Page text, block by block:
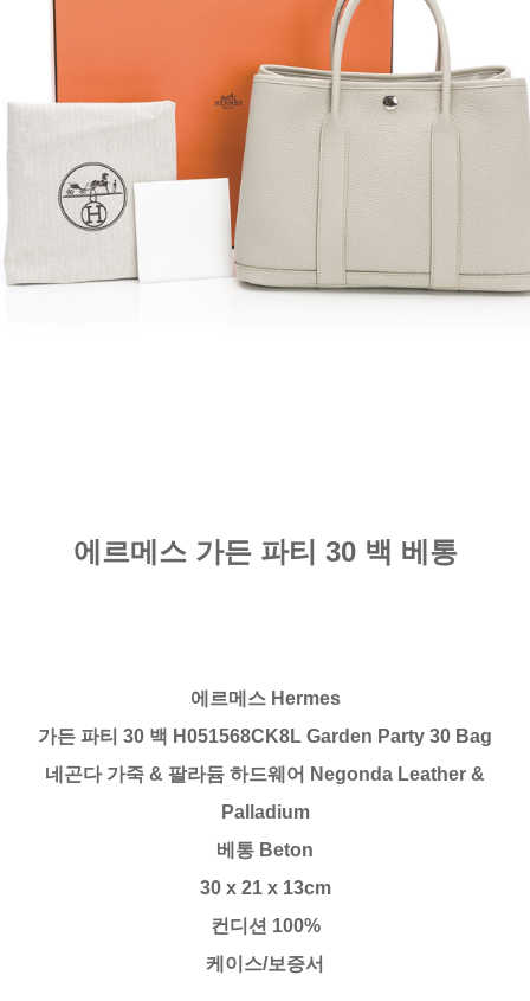
에르메스 가든 파티 30 백 베통
에르메스 Hermes
가든 파티 30 백 H051568CK8L Garden Party 30 Bag
네곤다 가죽 & 팔라듐 하드웨어 Negonda Leather &
Palladium
베통 Beton
30 x 21 x 13cm
컨디션 100%
케이스/보증서